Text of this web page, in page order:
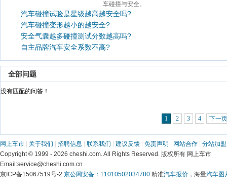
车碰撞与安全。
汽车碰撞试验是星级越高越安全吗?
汽车碰撞变形越小的越安全?
安全气囊越多碰撞测试分数越高吗?
自主品牌汽车安全系数不高?
全部问题
没有匹配的问答！
1 2 3 4 下一页
网上车市 关于我们 招聘信息 联系我们 建议反馈 免责声明 网站合作
分站加盟
Copyright © 1999 - 2026 cheshi.com. All Rights Reserved. 版权所有 网上车市
Email:service@cheshi.com.cn
京ICP备15067519号-2 京公网安备：11010502034780 精准汽车报价 ，海量汽车图